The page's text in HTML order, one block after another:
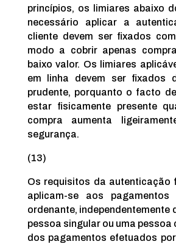
princípios, os limiares abaixo
necessário aplicar a
cliente devem ser fixados
modo a cobrir apenas
baixo valor. Os limiares
em linha devem ser fixados
prudente, porquanto o facto
estar fisicamente presente
compra aumenta
segurança.
(13)
Os requisitos da autenticação
aplicam-se aos pagamentos
ordenante, independentemente
pessoa singular ou uma pessoa
dos pagamentos efetuados